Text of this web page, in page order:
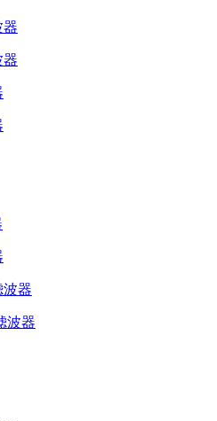
器
器
波器
波器